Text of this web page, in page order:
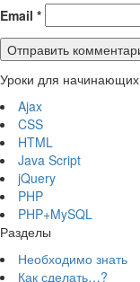
Email *
Уроки для начинающих
Ajax
CSS
HTML
Java Script
jQuery
PHP
PHP+MySQL
Разделы
Необходимо знать
Как сделать…?